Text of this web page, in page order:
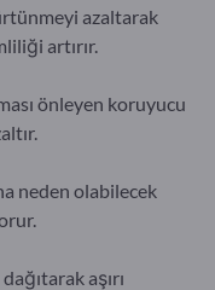
azaltarak
artırır.
önleyen koruyucu
neden olabilecek
aşırı